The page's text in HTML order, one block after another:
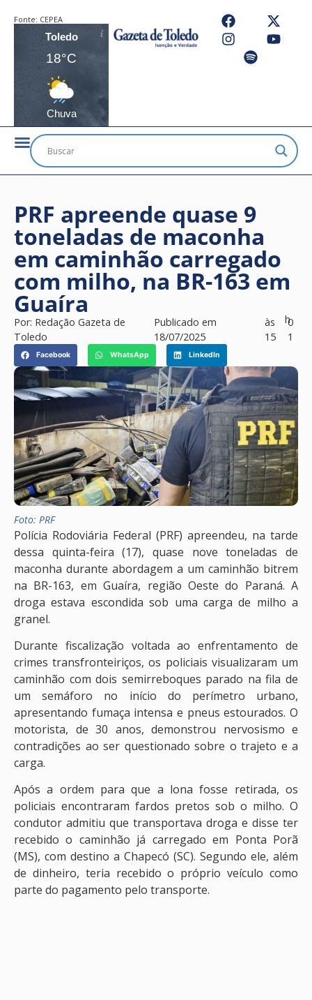
Fonte: CEPEA
Toledo
18°C
Chuva
PRF apreende quase 9
toneladas de maconha
em caminhão carregado
com milho, na BR-163 em
Guaíra
Por: Redação Gazeta de
Toledo
Publicado em
18/07/2025
às
15
h0
1
Facebook WhatsApp LinkedIn
Foto: PRF
Polícia Rodoviária Federal (PRF) apreendeu, na tarde
dessa quinta-feira (17), quase nove toneladas de
maconha durante abordagem a um caminhão bitrem
na BR-163, em Guaíra, região Oeste do Paraná. A
droga estava escondida sob uma carga de milho a
granel.
Durante fiscalização voltada ao enfrentamento de
crimes transfronteiriços, os policiais visualizaram um
caminhão com dois semirreboques parado na fila de
um semáforo no início do perímetro urbano,
apresentando fumaça intensa e pneus estourados. O
motorista, de 30 anos, demonstrou nervosismo e
contradições ao ser questionado sobre o trajeto e a
carga.
Após a ordem para que a lona fosse retirada, os
policiais encontraram fardos pretos sob o milho. O
condutor admitiu que transportava droga e disse ter
recebido o caminhão já carregado em Ponta Porã
(MS), com destino a Chapecó (SC). Segundo ele, além
de dinheiro, teria recebido o próprio veículo como
parte do pagamento pelo transporte.